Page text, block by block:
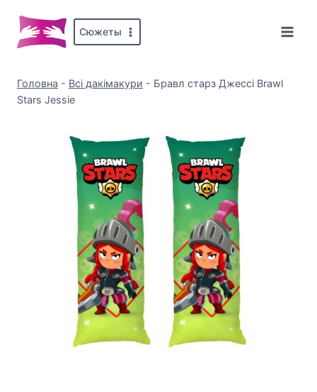
вмісту
Сюжеты
Головна - Всі дакімакури - Бравл старз Джессі Brawl
Stars Jessie